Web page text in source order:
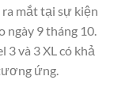
ra mắt tại sự kiện
ngày 9 tháng 10.
3 và 3 XL có khả
ứng.